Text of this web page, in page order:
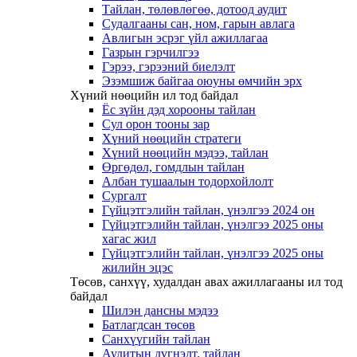
Тайлан, төлөвлөгөө, дотоод аудит
Судалгааны сан, ном, гарын авлага
Авлигын эсрэг үйл ажиллагаа
Газрын гэрчилгээ
Гэрээ, гэрээний биелэлт
Эзэмшиж байгаа оюуны өмчийн эрх
Хүний нөөцийн ил тод байдал
Ёс зүйн дэд хорооны тайлан
Сул орон тооны зар
Хүний нөөцийн стратеги
Хүний нөөцийн мэдээ, тайлан
Өргөдөл, гомдлын тайлан
Албан тушаалын тодорхойлолт
Сургалт
Гүйцэтгэлийн тайлан, үнэлгээ 2024 он
Гүйцэтгэлийн тайлан, үнэлгээ 2025 оны
хагас жил
Гүйцэтгэлийн тайлан, үнэлгээ 2025 оны
жилийн эцэс
Төсөв, санхүү, худалдан авах ажиллагааны ил тод
байдал
Шилэн дансны мэдээ
Батлагдсан төсөв
Санхүүгийн тайлан
Аудитын дүгнэлт, тайлан